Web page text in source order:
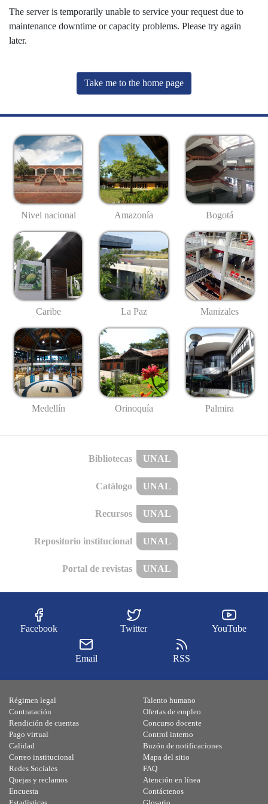
The server is temporarily unable to service your request due to
maintenance downtime or capacity problems. Please try again
later.
Take me to the home page
Nivel nacional Amazonía Bogotá
Caribe La Paz Manizales
Medellín Orinoquía Palmira
Bibliotecas UNAL
Catálogo UNAL
Recursos UNAL
Repositorio institucional UNAL
Portal de revistas UNAL
Facebook Twitter YouTube
Email RSS
Régimen legal
Contratación
Rendición de cuentas
Pago virtual
Calidad
Talento humano
Ofertas de empleo
Concurso docente
Control interno
Buzón de notificaciones
Correo institucional
Redes Sociales
Quejas y reclamos
Encuesta
Mapa del sitio
FAQ
Atención en línea
Contáctenos